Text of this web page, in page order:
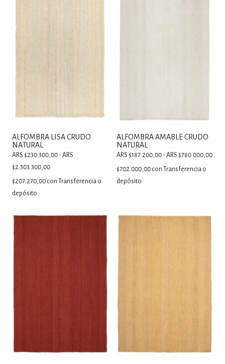
ALFOMBRA LISA CRUDO
NATURAL
ARS $230.300,00 - ARS
$2.303.300,00
$207.270,00 con
Transferencia o
depósito
ALFOMBRA AMABLE CRUDO
NATURAL
ARS $187.200,00 - ARS $780.000,00
$702.000,00 con
Transferencia o
depósito